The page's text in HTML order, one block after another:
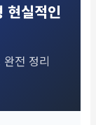
현실적인
전 정리